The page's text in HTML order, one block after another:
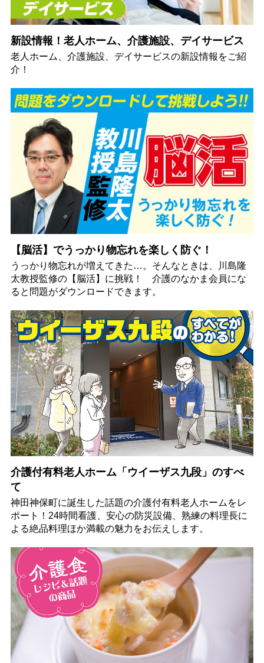
新設情報！老人ホーム、介護施設、デイサービス
老人ホーム、介護施設、デイサービスの新設情報をご紹
介！
【脳活】でうっかり物忘れを楽しく防ぐ！
うっかり物忘れが増えてきた…。そんなときは、川島隆
太教授監修の【脳活】に挑戦！ 介護のなかま会員にな
ると問題がダウンロードできます。
介護付有料老人ホーム「ウイーザス九段」のすべ
て
神田神保町に誕生した話題の介護付有料老人ホームをレ
ポート！24時間看護、安心の防災設備、熟練の料理長に
よる絶品料理ほか満載の魅力をお伝えします。